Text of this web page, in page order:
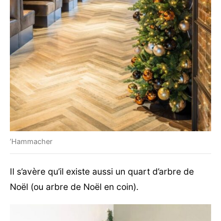
’Hammacher
Il s’avère qu’il existe aussi un quart d’arbre de
Noël (ou arbre de Noël en coin).